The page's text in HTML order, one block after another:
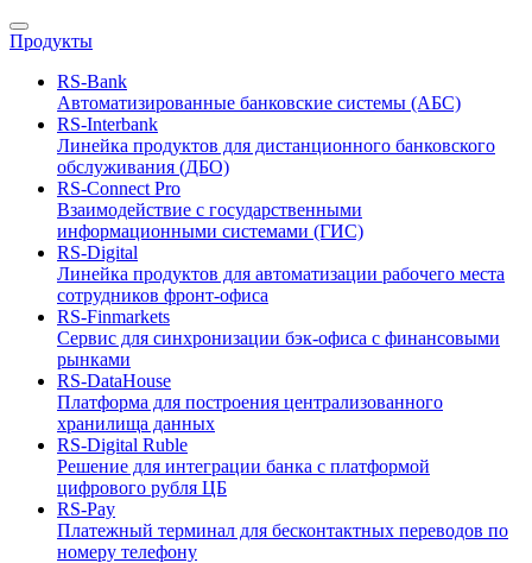
Продукты
RS-Bank
Автоматизированные банковские системы (АБС)
RS-Interbank
Линейка продуктов для дистанционного банковского
обслуживания (ДБО)
RS-Connect Pro
Взаимодействие с государственными
информационными системами (ГИС)
RS-Digital
Линейка продуктов для автоматизации рабочего места
сотрудников фронт-офиса
RS-Finmarkets
Сервис для синхронизации бэк-офиса с финансовыми
рынками
RS-DataHouse
Платформа для построения централизованного
хранилища данных
RS-Digital Ruble
Решение для интеграции банка с платформой
цифрового рубля ЦБ
RS-Pay
Платежный терминал для бесконтактных переводов по
номеру телефону